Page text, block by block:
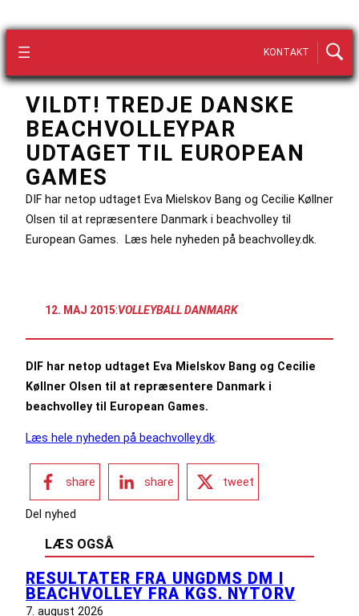
KONTAKT
VILDT! TREDJE DANSKE
BEACHVOLLEYPAR
UDTAGET TIL EUROPEAN
GAMES
DIF har netop udtaget Eva Mielskov Bang og Cecilie Køllner
Olsen til at repræsentere Danmark i beachvolley til
European Games. Læs hele nyheden på beachvolley.dk.
12. MAJ 2015:VOLLEYBALL DANMARK
DIF har netop udtaget Eva Mielskov Bang og Cecilie
Køllner Olsen til at repræsentere Danmark i
beachvolley til European Games.
Læs hele nyheden på beachvolley.dk.
share share tweet
Del nyhed
LÆS OGSÅ
RESULTATER FRA UNGDMS DM I
BEACHVOLLEY FRA KGS. NYTORV
7. august 2026